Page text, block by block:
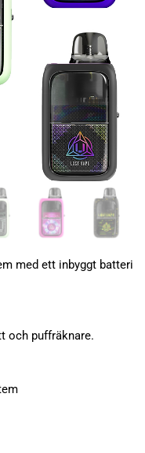
med ett inbyggt batteri
och puffräknare.